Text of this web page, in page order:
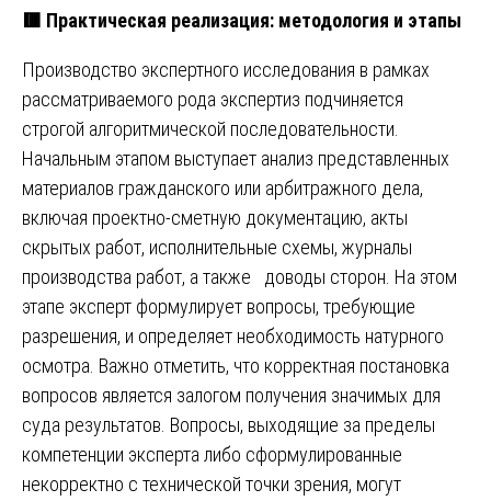
🟥 Практическая реализация: методология и этапы
Производство экспертного исследования в рамках
рассматриваемого рода экспертиз подчиняется
строгой алгоритмической последовательности.
Начальным этапом выступает анализ представленных
материалов гражданского или арбитражного дела,
включая проектно-сметную документацию, акты
скрытых работ, исполнительные схемы, журналы
производства работ, а также доводы сторон. На этом
этапе эксперт формулирует вопросы, требующие
разрешения, и определяет необходимость натурного
осмотра. Важно отметить, что корректная постановка
вопросов является залогом получения значимых для
суда результатов. Вопросы, выходящие за пределы
компетенции эксперта либо сформулированные
некорректно с технической точки зрения, могут